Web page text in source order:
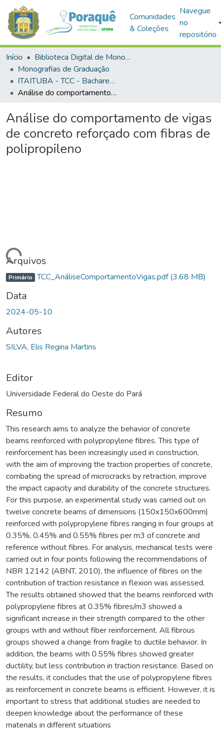
Comunidades
& Coleções
Navegue
no
repositório
Início
Biblioteca Digital de Monografias (BDM)
Monografias de Graduação
ITAITUBA - TCC - Bacharelado em Engenharia Civil
Análise do comportamento de vigas de concreto reforçado com fibras de polipropileno
Análise do comportamento de vigas
de concreto reforçado com fibras de
polipropileno
Arquivos
Primário TCC_AnáliseComportamentoVigas.pdf(3.68 MB)
Data
2024-05-10
Autores
SILVA, Elis Regina Martins
Editor
Universidade Federal do Oeste do Pará
Resumo
This research aims to analyze the behavior of concrete
beams reinforced with polypropylene fibres. This type of
reinforcement has been increasingly used in construction,
with the aim of improving the traction properties of concrete,
combating the spread of microcracks by retraction, improve
the impact capacity and durability of the concrete structures.
For this purpose, an experimental study was carried out on
twelve concrete beams of dimensions (150x150x600mm)
reinforced with polypropylene fibres ranging in four groups at
0.35%, 0.45% and 0.55% fibres per m3 of concrete and
reference without fibres. For analysis, mechanical tests were
carried out in four points following the recommendations of
NBR 12142 (ABNT, 2010), the influence of fibres on the
contribution of traction resistance in flexion was assessed.
The results obtained showed that the beams reinforced with
polypropylene fibres at 0.35% fibres/m3 showed a
significant increase in their strength compared to the other
groups with and without fiber reinforcement. All fibrous
groups showed a change from fragile to ductile behavior. In
addition, the beams with 0.55% fibres showed greater
ductility, but less contribution in traction resistance. Based on
the results, it concludes that the use of polypropylene fibres
as reinforcement in concrete beams is efficient. However, it is
important to stress that additional studies are needed to
deepen knowledge about the performance of these
materials in different situations